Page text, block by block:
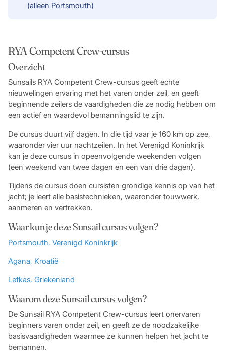
(alleen Portsmouth)
RYA Competent Crew-cursus
Overzicht
Sunsails RYA Competent Crew-cursus geeft echte
nieuwelingen ervaring met het varen onder zeil, en geeft
beginnende zeilers de vaardigheden die ze nodig hebben om
een actief en waardevol bemanningslid te zijn.
De cursus duurt vijf dagen. In die tijd vaar je 160 km op zee,
waaronder vier uur nachtzeilen. In het Verenigd Koninkrijk
kan je deze cursus in opeenvolgende weekenden volgen
(een weekend van twee dagen en een van drie dagen).
Tijdens de cursus doen cursisten grondige kennis op van het
jacht; je leert alle basistechnieken, waaronder touwwerk,
aanmeren en vertrekken.
Waar kun je deze Sunsail cursus volgen?
Portsmouth, Verenigd Koninkrijk
Agana, Kroatië
Lefkas, Griekenland
Waarom deze Sunsail cursus volgen?
De Sunsail RYA Competent Crew-cursus leert onervaren
beginners varen onder zeil, en geeft ze de noodzakelijke
basisvaardigheden waarmee ze kunnen helpen het jacht te
bemannen.